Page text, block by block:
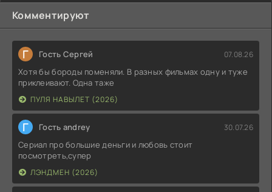
Комментируют
Г Гость Сергей 07.08.26
Хотя бы бороды поменяли. В разных фильмах одну и туже
приклеивают. Одна таже
ПУЛЯ НАВЫЛЕТ (2026)
Г Гость andrey 30.07.26
Сериал про большие деньги и любовь стоит
посмотреть,супер
ЛЭНДМЕН (2026)